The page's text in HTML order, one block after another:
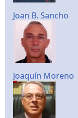
Joan B. Sancho
Joaquín Moreno